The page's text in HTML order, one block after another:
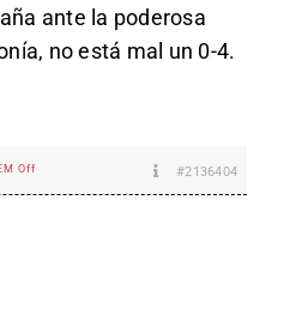
ante la poderosa
no está mal un 0-4.
Off #2136404